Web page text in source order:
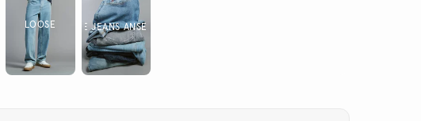
LOOSE ALLE JEANS ANSEHEN